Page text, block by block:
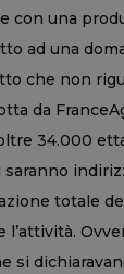
con una
ad una
che non
da
34.000
saranno
totale
l’attività.
si